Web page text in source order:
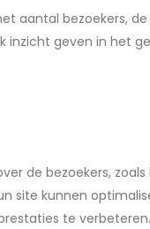
aantal bezoekers,
geven in het
de bezoekers,
kunnen
te verbeteren.